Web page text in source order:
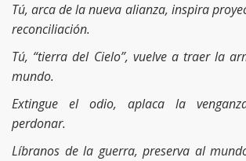
Tú, arca de la nueva alianza, inspira
reconciliación.
Tú, “tierra del Cielo”, vuelve a traer la
mundo.
Extingue el odio, aplaca la
perdonar.
Líbranos de la guerra, preserva al